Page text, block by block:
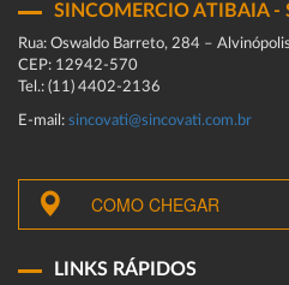
SINCOMERCIO ATIBAIA -
Rua: Oswaldo Barreto, 284 –
CEP: 12942-570
Tel.: (11) 4402-2136
E-mail: sincovati@sincovati.com.br
COMO CHEGAR
LINKS RÁPIDOS